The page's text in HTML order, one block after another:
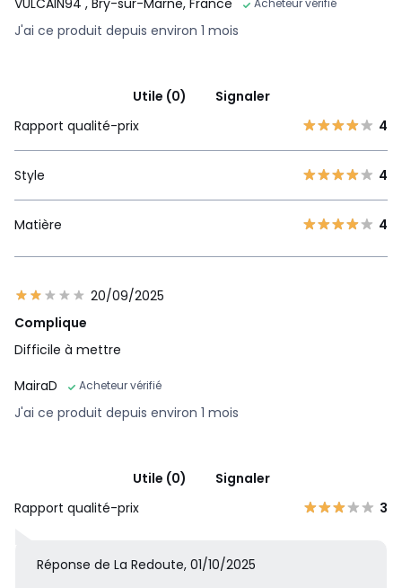
J'ai ce produit depuis environ 1 mois
Utile (0)
Signaler
Rapport qualité-prix
4
Style 4
Matière 4
20/09/2025
Complique
Difficile à mettre
MairaD
Acheteur vérifié
J'ai ce produit depuis environ 1 mois
Utile (0)
Signaler
Rapport qualité-prix
3
Réponse de La Redoute, 01/10/2025